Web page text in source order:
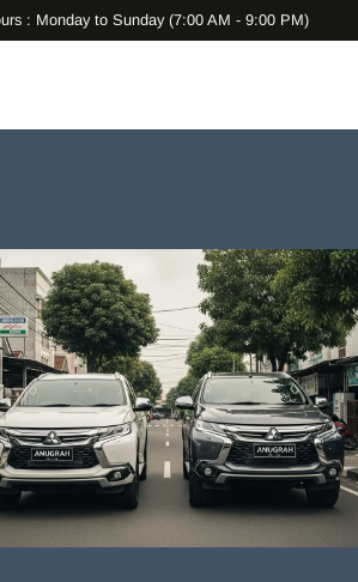
: Monday to Sunday (7:00 AM - 9:00 PM)